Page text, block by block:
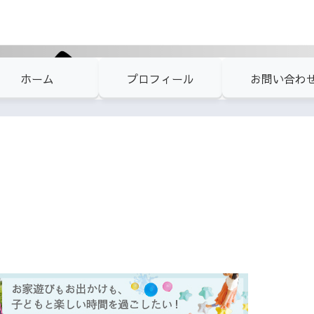
ホーム プロフィール お問い合わ